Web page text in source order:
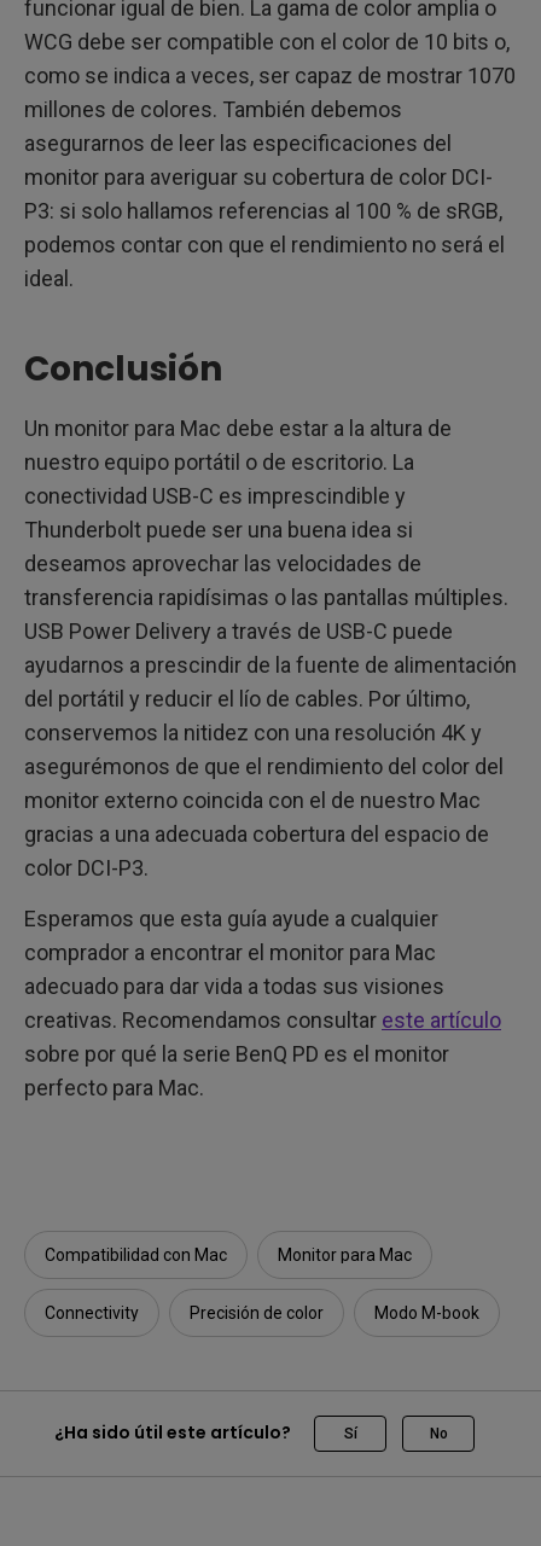
funcionar igual de bien. La gama de color amplia o
WCG debe ser compatible con el color de 10 bits o,
como se indica a veces, ser capaz de mostrar 1070
millones de colores. También debemos
asegurarnos de leer las especificaciones del
monitor para averiguar su cobertura de color DCI-
P3: si solo hallamos referencias al 100 % de sRGB,
podemos contar con que el rendimiento no será el
ideal.
Conclusión
Un monitor para Mac debe estar a la altura de
nuestro equipo portátil o de escritorio. La
conectividad USB-C es imprescindible y
Thunderbolt puede ser una buena idea si
deseamos aprovechar las velocidades de
transferencia rapidísimas o las pantallas múltiples.
USB Power Delivery a través de USB-C puede
ayudarnos a prescindir de la fuente de alimentación
del portátil y reducir el lío de cables. Por último,
conservemos la nitidez con una resolución 4K y
asegurémonos de que el rendimiento del color del
monitor externo coincida con el de nuestro Mac
gracias a una adecuada cobertura del espacio de
color DCI-P3.
Esperamos que esta guía ayude a cualquier
comprador a encontrar el monitor para Mac
adecuado para dar vida a todas sus visiones
creativas. Recomendamos consultar este artículo
sobre por qué la serie BenQ PD es el monitor
perfecto para Mac.
Compatibilidad con Mac Monitor para Mac
Connectivity Precisión de color Modo M-book
¿Ha sido útil este artículo? Sí No